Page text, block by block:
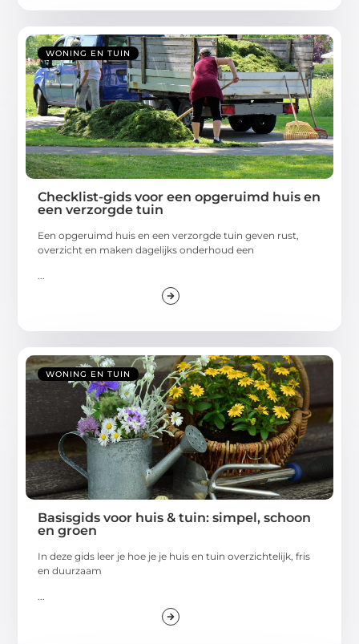
WONING EN TUIN
Checklist-gids voor een opgeruimd huis en
een verzorgde tuin
Een opgeruimd huis en een verzorgde tuin geven rust,
overzicht en maken dagelijks onderhoud een
...
WONING EN TUIN
Basisgids voor huis & tuin: simpel, schoon
en groen
In deze gids leer je hoe je je huis en tuin overzichtelijk, fris
en duurzaam
...